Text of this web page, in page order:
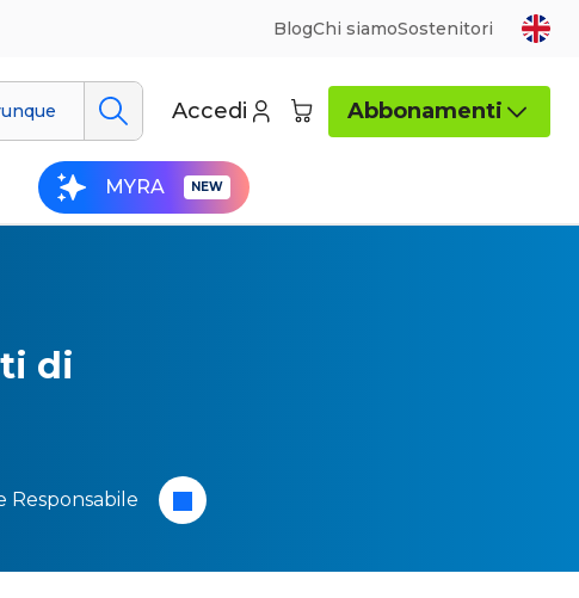
BlogChi siamoSostenitori
Accedi Abbonamenti
MYRA
di
Responsabile